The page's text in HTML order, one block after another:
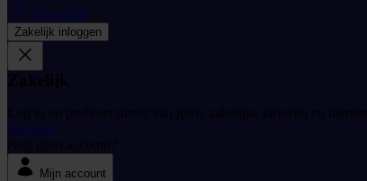
Bestellijst
Zakelijk inloggen
Zakelijk
Log in en profiteer direct van jouw zakelijke tarieven en
Inloggen
Nog geen account?
Mijn account